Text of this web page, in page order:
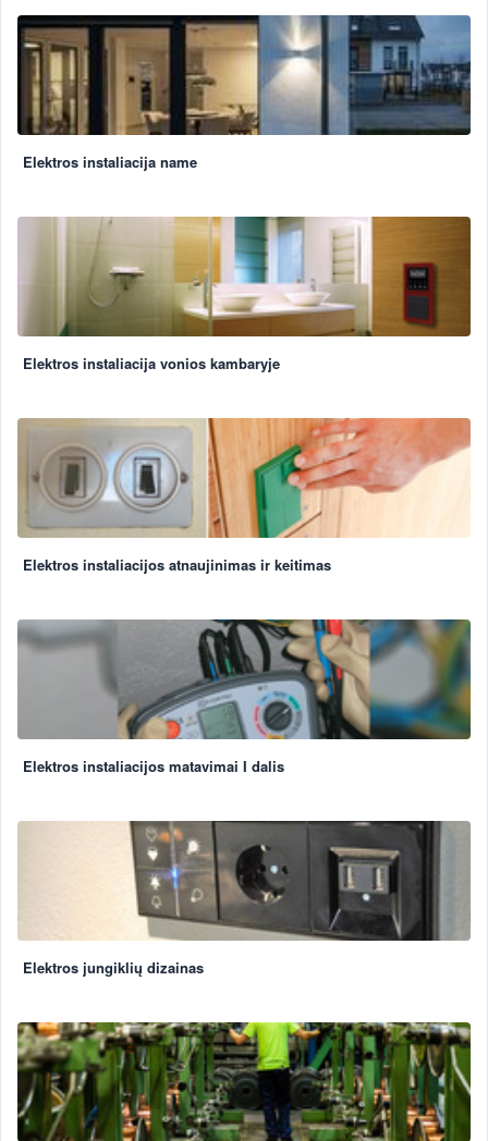
Elektros instaliacija name
Elektros instaliacija vonios kambaryje
Elektros instaliacijos atnaujinimas ir keitimas
Elektros instaliacijos matavimai I dalis
Elektros jungiklių dizainas